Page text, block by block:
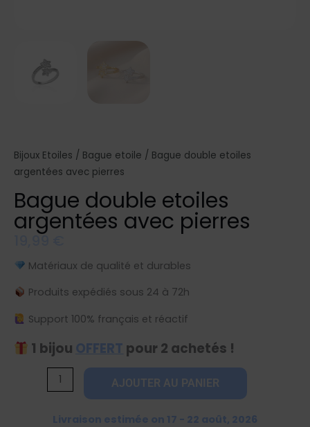
Bijoux Etoiles / Bague etoile / Bague double etoiles
argentées avec pierres
Bague double etoiles
argentées avec pierres
19,99
Matériaux de qualité et durables
Produits expédiés sous 24 à 72h
Support 100% français et réactif
1 bijou OFFERT pour 2 achetés !
quantité
AJOUTER AU PANIER
Livraison estimée on 17 - 22 août, 2026